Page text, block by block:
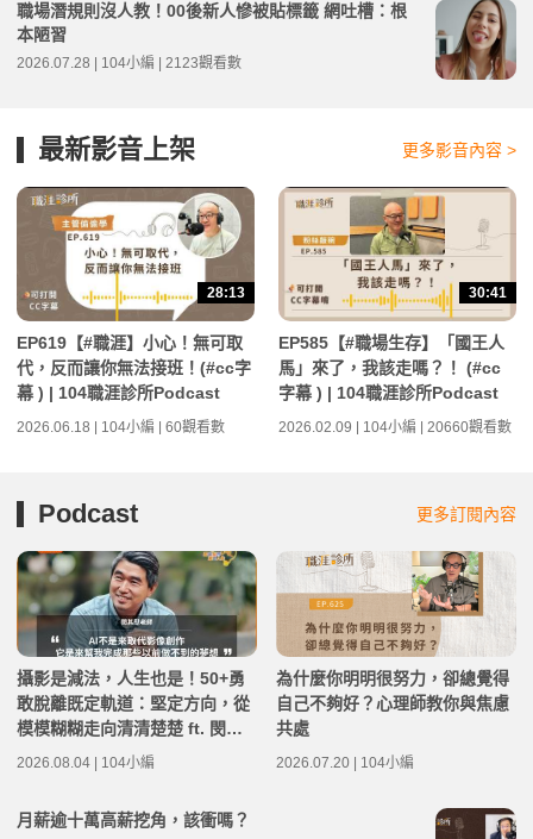
職場潛規則沒人教！00後新人慘被貼標籤 網吐槽：根
本陋習
2026.07.28 | 104小編 | 2123觀看數
最新影音上架 更多影音內容 >
28:13
EP619【#職涯】小心！無可取
代，反而讓你無法接班！(#cc字
幕 ) | 104職涯診所Podcast
2026.06.18 | 104小編 | 60觀看數
30:41
EP585【#職場生存】「國王人
馬」來了，我該走嗎？！ (#cc
字幕 ) | 104職涯診所Podcast
2026.02.09 | 104小編 | 20660觀看數
Podcast 更多訂閱內容
攝影是減法，人生也是！50+勇
敢脫離既定軌道：堅定方向，從
模模糊糊走向清清楚楚 ft. 閔其
慰老師 | 高年級不打烊 x 用 AI
2026.08.04 | 104小編
為什麼你明明很努力，卻總覺得
自己不夠好？心理師教你與焦慮
共處
2026.07.20 | 104小編
月薪逾十萬高薪挖角，該衝嗎？